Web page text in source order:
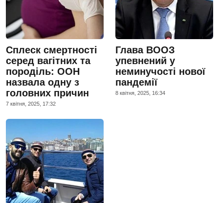
Сплеск смертності
серед вагітних та
породіль: ООН
назвала одну з
головних причин
7 квiтня, 2025, 17:32
Глава ВООЗ
упевнений у
неминучості нової
пандемії
8 квiтня, 2025, 16:34